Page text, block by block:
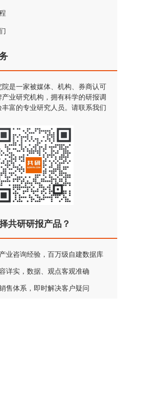
是一家被媒体、机构、券商认可
业研究机构，拥有科学的研报调
富的专业研究人员。请联系我们
共研研报产品？
业咨询经验，百万级自建数据库
详实，数据、观点客观准确
售体系，即时解决客户疑问